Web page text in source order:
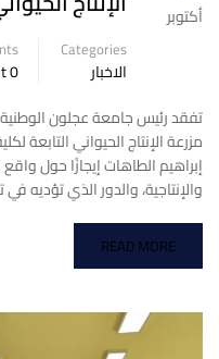
أكتوبر
Categories
الاخبار
0 Comment
تفقد رئيس جامعة عجلون الوطنية
مزرعة الإنتاج الحيواني التابعة
إبراهيم الطاهات إيجازًا حول
والإنتاجية، والدور الذي تؤديه
READ MORE